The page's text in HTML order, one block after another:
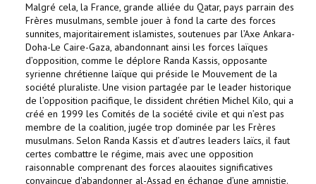
Malgré cela, la France, grande alliée du Qatar, pays parrain des
Frères musulmans, semble jouer à fond la carte des forces
sunnites, majoritairement islamistes, soutenues par l’Axe Ankara-
Doha-Le Caire-Gaza, abandonnant ainsi les forces laïques
d’opposition, comme le déplore Randa Kassis, opposante
syrienne chrétienne laïque qui préside le Mouvement de la
société pluraliste. Une vision partagée par le leader historique
de l’opposition pacifique, le dissident chrétien Michel Kilo, qui a
créé en 1999 les Comités de la société civile et qui n’est pas
membre de la coalition, jugée trop dominée par les Frères
musulmans. Selon Randa Kassis et d’autres leaders laïcs, il faut
certes combattre le régime, mais avec une opposition
raisonnable comprenant des forces alaouites significatives
convaincue d'abandonner al-Assad en échange d’une amnistie.